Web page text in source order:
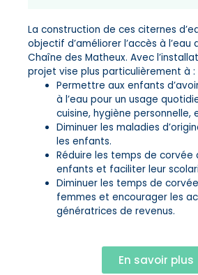
La construction de ces citernes
objectif d’améliorer l’accès à l’eau
Chaîne des Matheux. Avec
projet vise plus particulièrement à :
Permettre aux enfants
à l’eau pour un usage
cuisine, hygiène personnelle,
Diminuer les maladies
les enfants.
Réduire les temps de corvée
enfants et faciliter leur
Diminuer les temps de
femmes et encourager les
génératrices de revenus.
En savoir plus